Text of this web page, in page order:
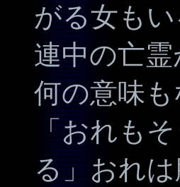
がる女も
連中の亡
何の意味
「おれも
る」おれ